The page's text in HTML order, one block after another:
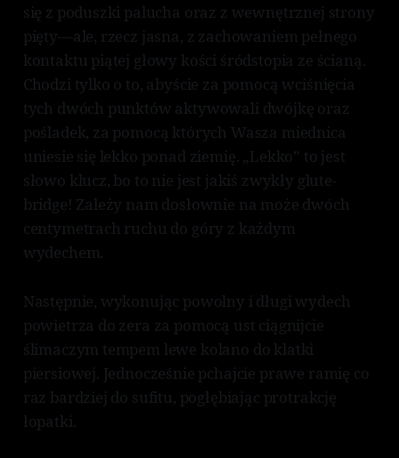
się z poduszki palucha oraz z wewnętrznej strony
pięty—ale, rzecz jasna, z zachowaniem pełnego
kontaktu piątej głowy kości śródstopia ze ścianą.
Chodzi tylko o to, abyście za pomocą wciśnięcia
tych dwóch punktów aktywowali dwójkę oraz
pośladek, za pomocą których Wasza miednica
uniesie się lekko ponad ziemię. „Lekko” to jest
słowo klucz, bo to nie jest jakiś zwykły glute-
bridge! Zależy nam dosłownie na może dwóch
centymetrach ruchu do góry z każdym
wydechem.
Następnie, wykonując powolny i długi wydech
powietrza do zera za pomocą ust ciągnijcie
ślimaczym tempem lewe kolano do klatki
piersiowej. Jednocześnie pchajcie prawe ramię co
raz bardziej do sufitu, pogłębiając protrakcję
łopatki.